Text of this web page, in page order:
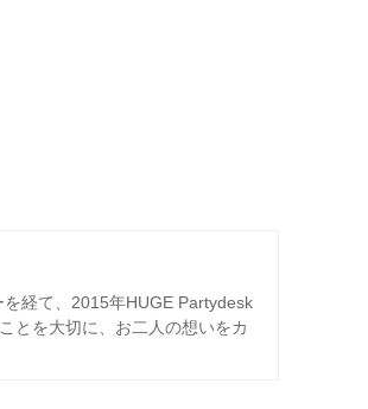
経て、2015年HUGE Partydesk
とを大切に、お二人の想いをカ